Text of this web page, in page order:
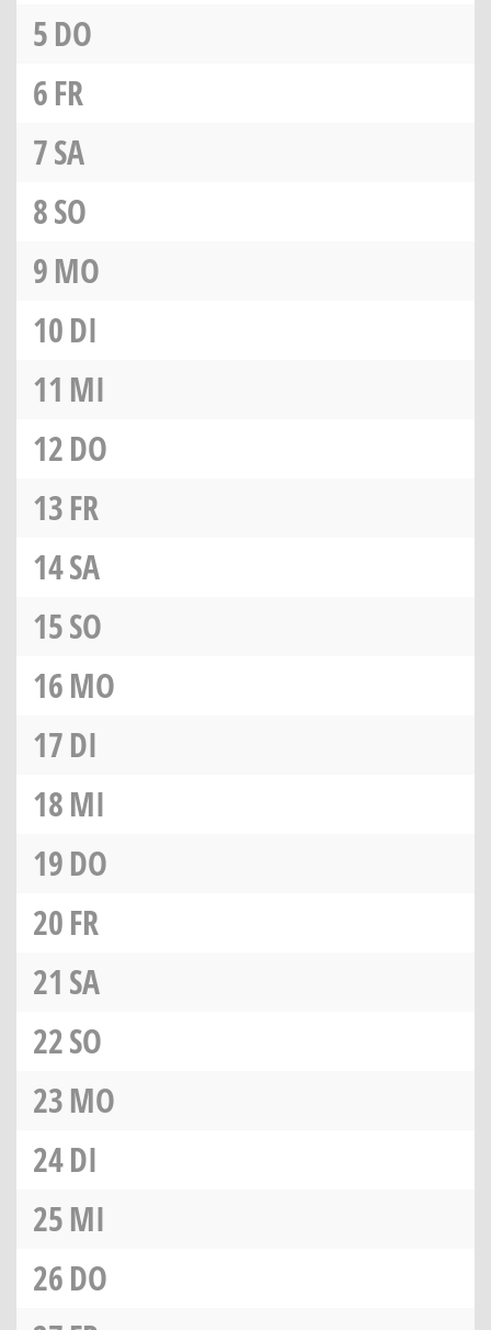
5DO
6FR
7SA
8SO
9MO
10DI
11 MI
12DO
13FR
14SA
15SO
16MO
17DI
18MI
19DO
20FR
21 SA
22SO
23MO
24DI
25MI
26DO